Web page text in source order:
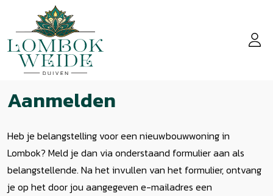
Aanmelden
Heb je belangstelling voor een nieuwbouwwoning in
Lombok? Meld je dan via onderstaand formulier aan als
belangstellende. Na het invullen van het formulier, ontvang
je op het door jou aangegeven e-mailadres een